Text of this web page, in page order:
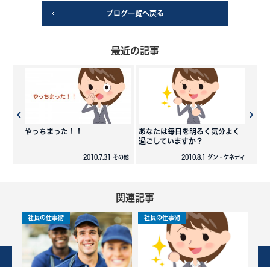
ブログ一覧へ戻る
最近の記事
やっちまった！！
2010.7.31 その他
あなたは毎日を明るく気分よく
過ごしていますか？
2010.8.1 ダン・ケネディ
関連記事
社長の仕事術 社長の仕事術